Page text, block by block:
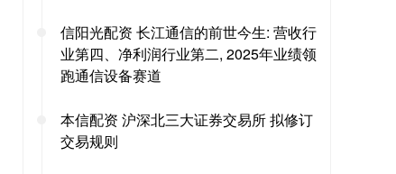
信阳光配资 长江通信的前世今生: 营收行
业第四、净利润行业第二, 2025年业绩领
跑通信设备赛道
本信配资 沪深北三大证券交易所 拟修订
交易规则